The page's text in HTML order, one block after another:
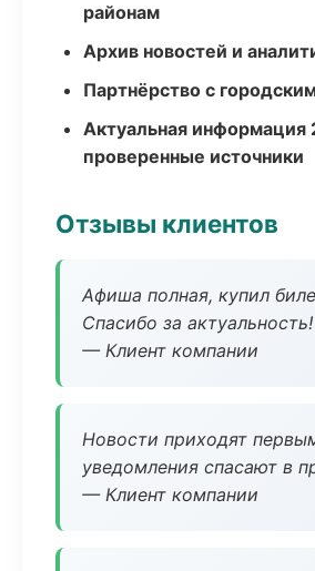
районам
Архив новостей и
Партнёрство с
Актуальная информация
проверенные источники
Отзывы клиентов
Афиша полная, купил
Спасибо за актуальность!
— Клиент компании
Новости приходят
уведомления спасают в
— Клиент компании